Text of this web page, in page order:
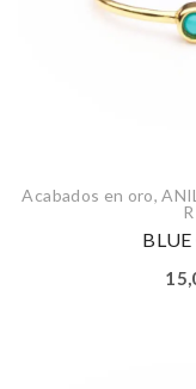
Acabados en oro,